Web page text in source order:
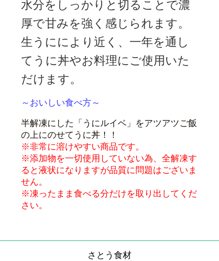
水分をしっかりと切ることで濃
厚で甘みを強く感じられます。
生うににより近く、一年を通し
てうに丼やお料理にご使用いた
だけます。
～おいしい食べ方～
半解凍にした「うにルイベ」をアツアツご飯
の上にのせてうに丼！！
※非常に溶けやすい商品です。
※添加物を一切使用していない為、全解凍す
ると液状になりますが品質に問題はございま
せん。
※凍ったまま食べる分だけを取り出してくだ
さい。
さとう食材